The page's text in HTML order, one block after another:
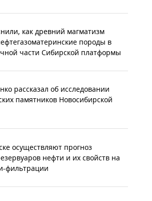
как древний магматизм
породы в
части Сибирской платформы
рассказал об исследовании
памятников Новосибирской
осуществляют прогноз
нефти и их свойств на
фильтрации